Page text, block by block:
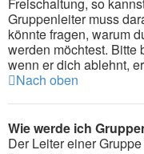
Gruppenleiter muss
könnte fragen, warum
werden möchtest. Bitte
wenn er dich ablehnt,
Nach oben
Wie werde ich
Der Leiter einer